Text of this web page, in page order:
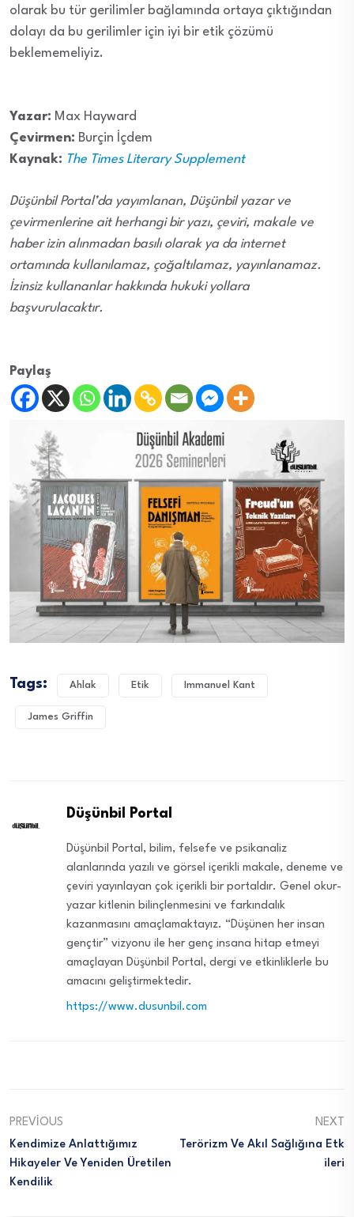
olarak bu tür gerilimler bağlamında ortaya çıktığından
dolayı da bu gerilimler için iyi bir etik çözümü
beklememeliyiz.
Yazar: Max Hayward
Çevirmen: Burçin İçdem
Kaynak: The Times Literary Supplement
Düşünbil Portal’da yayımlanan, Düşünbil yazar ve
çevirmenlerine ait herhangi bir yazı, çeviri, makale ve
haber izin alınmadan basılı olarak ya da internet
ortamında kullanılamaz, çoğaltılamaz, yayınlanamaz.
İzinsiz kullananlar hakkında hukuki yollara
başvurulacaktır.
Paylaş
Tags: Ahlak Etik Immanuel Kant
James Griffin
Düşünbil Portal
Düşünbil Portal, bilim, felsefe ve psikanaliz
alanlarında yazılı ve görsel içerikli makale, deneme ve
çeviri yayınlayan çok içerikli bir portaldır. Genel okur-
yazar kitlenin bilinçlenmesini ve farkındalık
kazanmasını amaçlamaktayız. “Düşünen her insan
gençtir” vizyonu ile her genç insana hitap etmeyi
amaçlayan Düşünbil Portal, dergi ve etkinliklerle bu
amacını geliştirmektedir.
https://www.dusunbil.com
PREVIOUS
Kendimize Anlattığımız
Hikayeler Ve Yeniden Üretilen
Kendilik
NEXT
Terörizm Ve Akıl Sağlığına Etk
Ileri